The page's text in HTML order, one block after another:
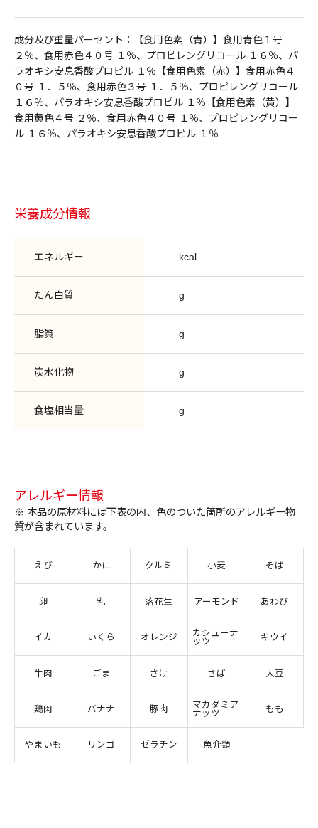
成分及び重量パーセント：【食用色素（青）】食用青色１号
２％、食用赤色４０号 １％、プロピレングリコール １６％、パ
ラオキシ安息香酸プロピル １％【食用色素（赤）】食用赤色４
０号 １．５％、食用赤色３号 １．５％、プロピレングリコール
１６％、パラオキシ安息香酸プロピル １％【食用色素（黄）】
食用黄色４号 ２％、食用赤色４０号 １％、プロピレングリコー
ル １６％、パラオキシ安息香酸プロピル １％
栄養成分情報
エネルギー kcal
たん白質 g
脂質 g
炭水化物 g
食塩相当量 g
アレルギー情報
※ 本品の原材料には下表の内、色のついた箇所のアレルギー物
質が含まれています。
えび かに クルミ 小麦 そば
卵 乳 落花生 アーモンド あわび
イカ いくら オレンジ
カシューナ
ッツ
キウイ
牛肉 ごま さけ さば 大豆
鶏肉 バナナ 豚肉
マカダミア
ナッツ
もも
やまいも リンゴ ゼラチン 魚介類